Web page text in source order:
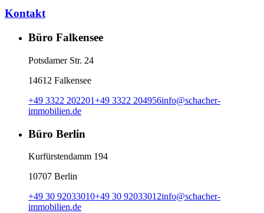
Kontakt
Büro Falkensee
Potsdamer Str. 24
14612 Falkensee
+49 3322 202201+49 3322 204956info@schacher-
immobilien.de
Büro Berlin
Kurfürstendamm 194
10707 Berlin
+49 30 92033010+49 30 92033012info@schacher-
immobilien.de